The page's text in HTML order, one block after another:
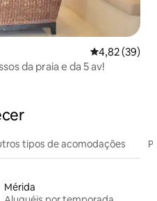
4,82 de uma
4,82 (39)
da praia e da 5 av!
tipos de acomodações
Mérida